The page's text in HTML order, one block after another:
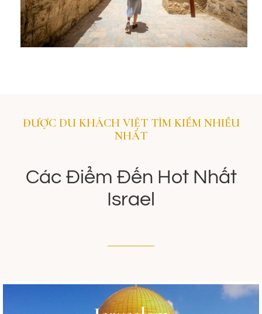
ĐƯỢC DU KHÁCH VIỆT TÌM KIẾM NHIỀU
NHẤT
Các Điểm Đến Hot Nhất
Israel